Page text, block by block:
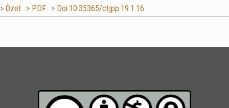
> Özet > PDF > Doi:10.35365/ctjpp.19.1.16